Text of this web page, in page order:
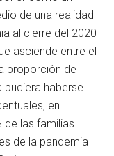
de una realidad
al cierre del 2020
asciende entre el
proporción de
haberse
en
las familias
de la pandemia